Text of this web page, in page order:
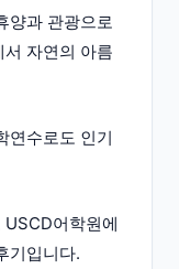
양과 관광으로
자연의 아름
연수로도 인기
어학원에
기입니다.